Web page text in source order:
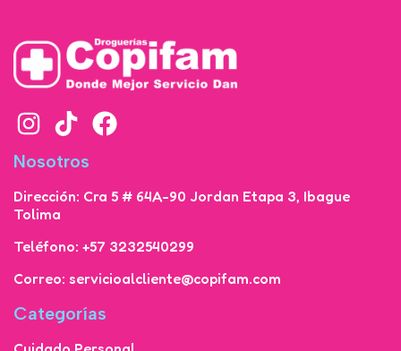
Nosotros
Dirección: Cra 5 # 64A-90 Jordan Etapa 3, Ibague
Tolima
Teléfono: +57 3232540299
Correo: servicioalcliente@copifam.com
Categorías